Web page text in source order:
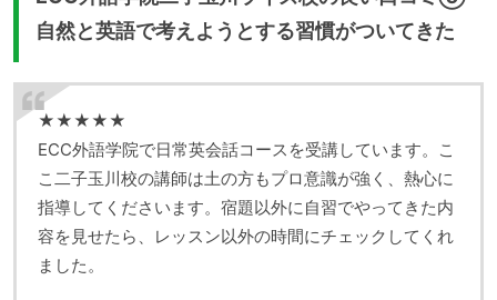
自然と英語で考えようとする習慣がついてきた
★★★★★
ECC外語学院で日常英会話コースを受講しています。こ
こ二子玉川校の講師は土の方もプロ意識が強く、熱心に
指導してくださいます。宿題以外に自習でやってきた内
容を見せたら、レッスン以外の時間にチェックしてくれ
ました。